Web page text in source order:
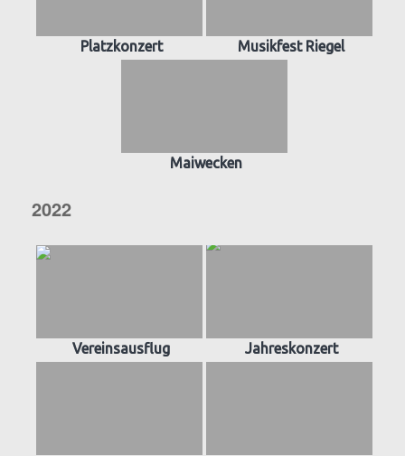
Platzkonzert Musikfest Riegel
Maiwecken
2022
Vereinsausflug Jahreskonzert